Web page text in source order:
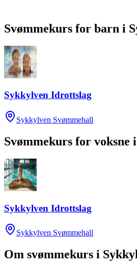
Svømmekurs for barn i
Sykkylven Idrottslag
Sykkylven Svømmehall
Svømmekurs for voksne i
Sykkylven Idrottslag
Sykkylven Svømmehall
Om svømmekurs i